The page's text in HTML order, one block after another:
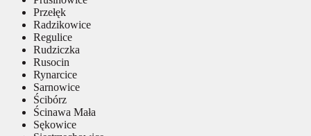
Przełęk
Radzikowice
Regulice
Rudziczka
Rusocin
Rynarcice
Sarnowice
Ścibórz
Ścinawa Mała
Sękowice